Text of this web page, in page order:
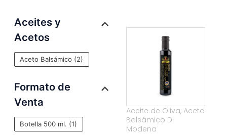
Aceites y
Acetos
Aceto Balsámico (2)
Formato de
Venta
Botella 500 ml. (1)
Aceite de Oliva, Aceto
Balsámico Di
Modena